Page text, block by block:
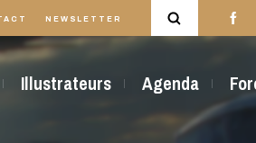
NEWSLETTER
Illustrateurs Agenda